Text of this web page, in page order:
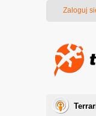
Zaloguj